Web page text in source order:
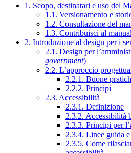
1. Scopo, destinatari e uso del
1.1. Versionamento e
1.2. Consultazione del
1.3. Contribuisci al
2. Introduzione al design per i
2.1. Design per
government)
2.2. L’approccio
2.2.1. Buone
2.2.2. Principi
2.3. Accessibilità
2.3.1. Definizione
2.3.2. Accessibilità
2.3.3. Principi per
2.3.4. Linee guida
2.3.5. Come